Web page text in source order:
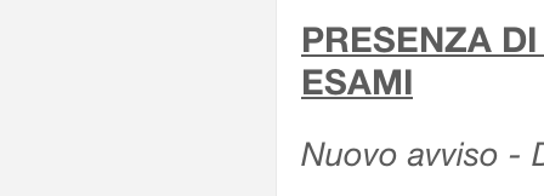
PRESENZA
ESAMI
Nuovo avviso -